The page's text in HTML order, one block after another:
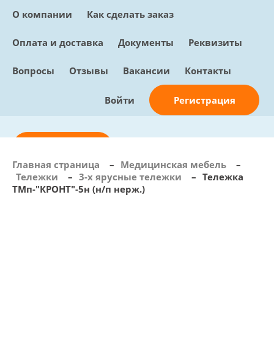
О компании Как сделать заказ
Оплата и доставка Документы Реквизиты
Вопросы Отзывы Вакансии Контакты
Войти Регистрация
info@sunmed.ru
Главная страница – Медицинская мебель
–
Тележки
– 3-х ярусные тележки – Тележка
ТМп-"КРОНТ"-5н (н/п нерж.)